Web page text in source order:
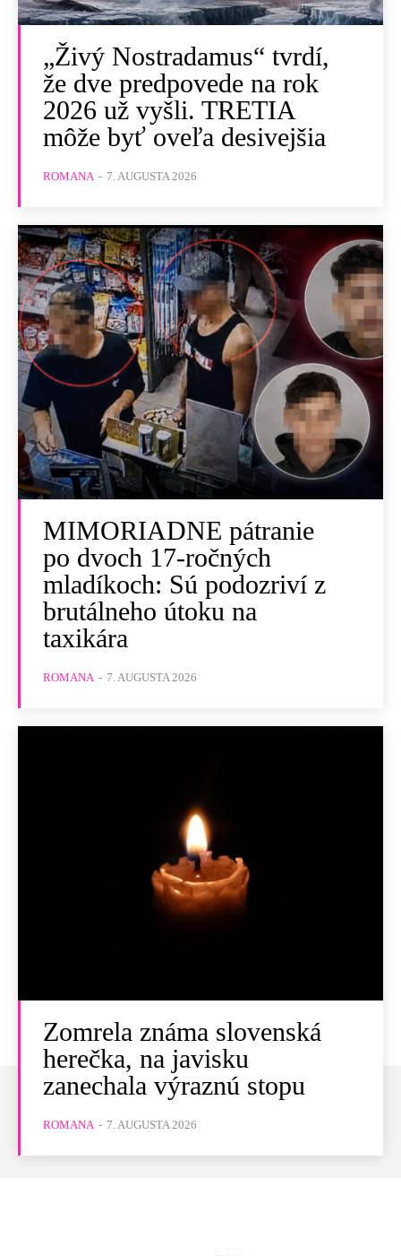
„Živý Nostradamus“ tvrdí,
že dve predpovede na rok
2026 už vyšli. TRETIA
môže byť oveľa desivejšia
ROMANA - 7. AUGUSTA 2026
MIMORIADNE pátranie
po dvoch 17-ročných
mladíkoch: Sú podozriví z
brutálneho útoku na
taxikára
ROMANA - 7. AUGUSTA 2026
Zomrela známa slovenská
herečka, na javisku
zanechala výraznú stopu
ROMANA - 7. AUGUSTA 2026